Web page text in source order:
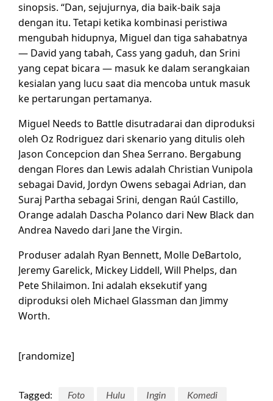
sinopsis. “Dan, sejujurnya, dia baik-baik saja
dengan itu. Tetapi ketika kombinasi peristiwa
mengubah hidupnya, Miguel dan tiga sahabatnya
— David yang tabah, Cass yang gaduh, dan Srini
yang cepat bicara — masuk ke dalam serangkaian
kesialan yang lucu saat dia mencoba untuk masuk
ke pertarungan pertamanya.
Miguel Needs to Battle disutradarai dan diproduksi
oleh Oz Rodriguez dari skenario yang ditulis oleh
Jason Concepcion dan Shea Serrano. Bergabung
dengan Flores dan Lewis adalah Christian Vunipola
sebagai David, Jordyn Owens sebagai Adrian, dan
Suraj Partha sebagai Srini, dengan Raúl Castillo,
Orange adalah Dascha Polanco dari New Black dan
Andrea Navedo dari Jane the Virgin.
Produser adalah Ryan Bennett, Molle DeBartolo,
Jeremy Garelick, Mickey Liddell, Will Phelps, dan
Pete Shilaimon. Ini adalah eksekutif yang
diproduksi oleh Michael Glassman dan Jimmy
Worth.
[randomize]
Tagged: Foto Hulu Ingin
Komedi